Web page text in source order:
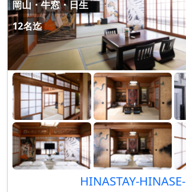
岡山・牛窓・日生
12名迄
HINASTAY-HINASE-